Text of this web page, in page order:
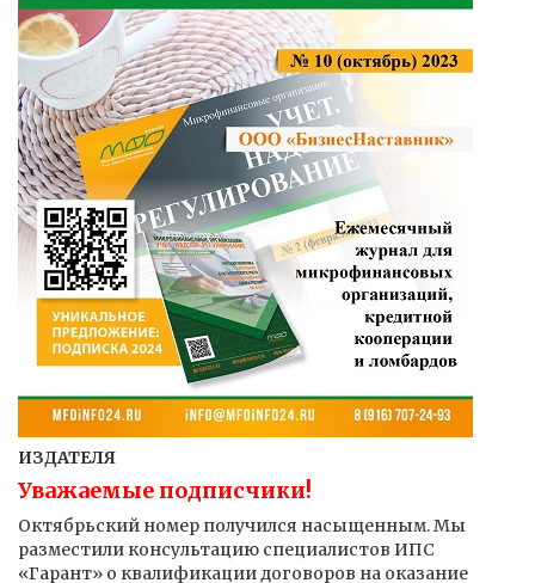
ИЗДАТЕЛЯ
Уважаемые подписчики!
Октябрьский номер получился насыщенным. Мы
разместили консультацию специалистов ИПС
«Гарант» о квалификации договоров на оказание